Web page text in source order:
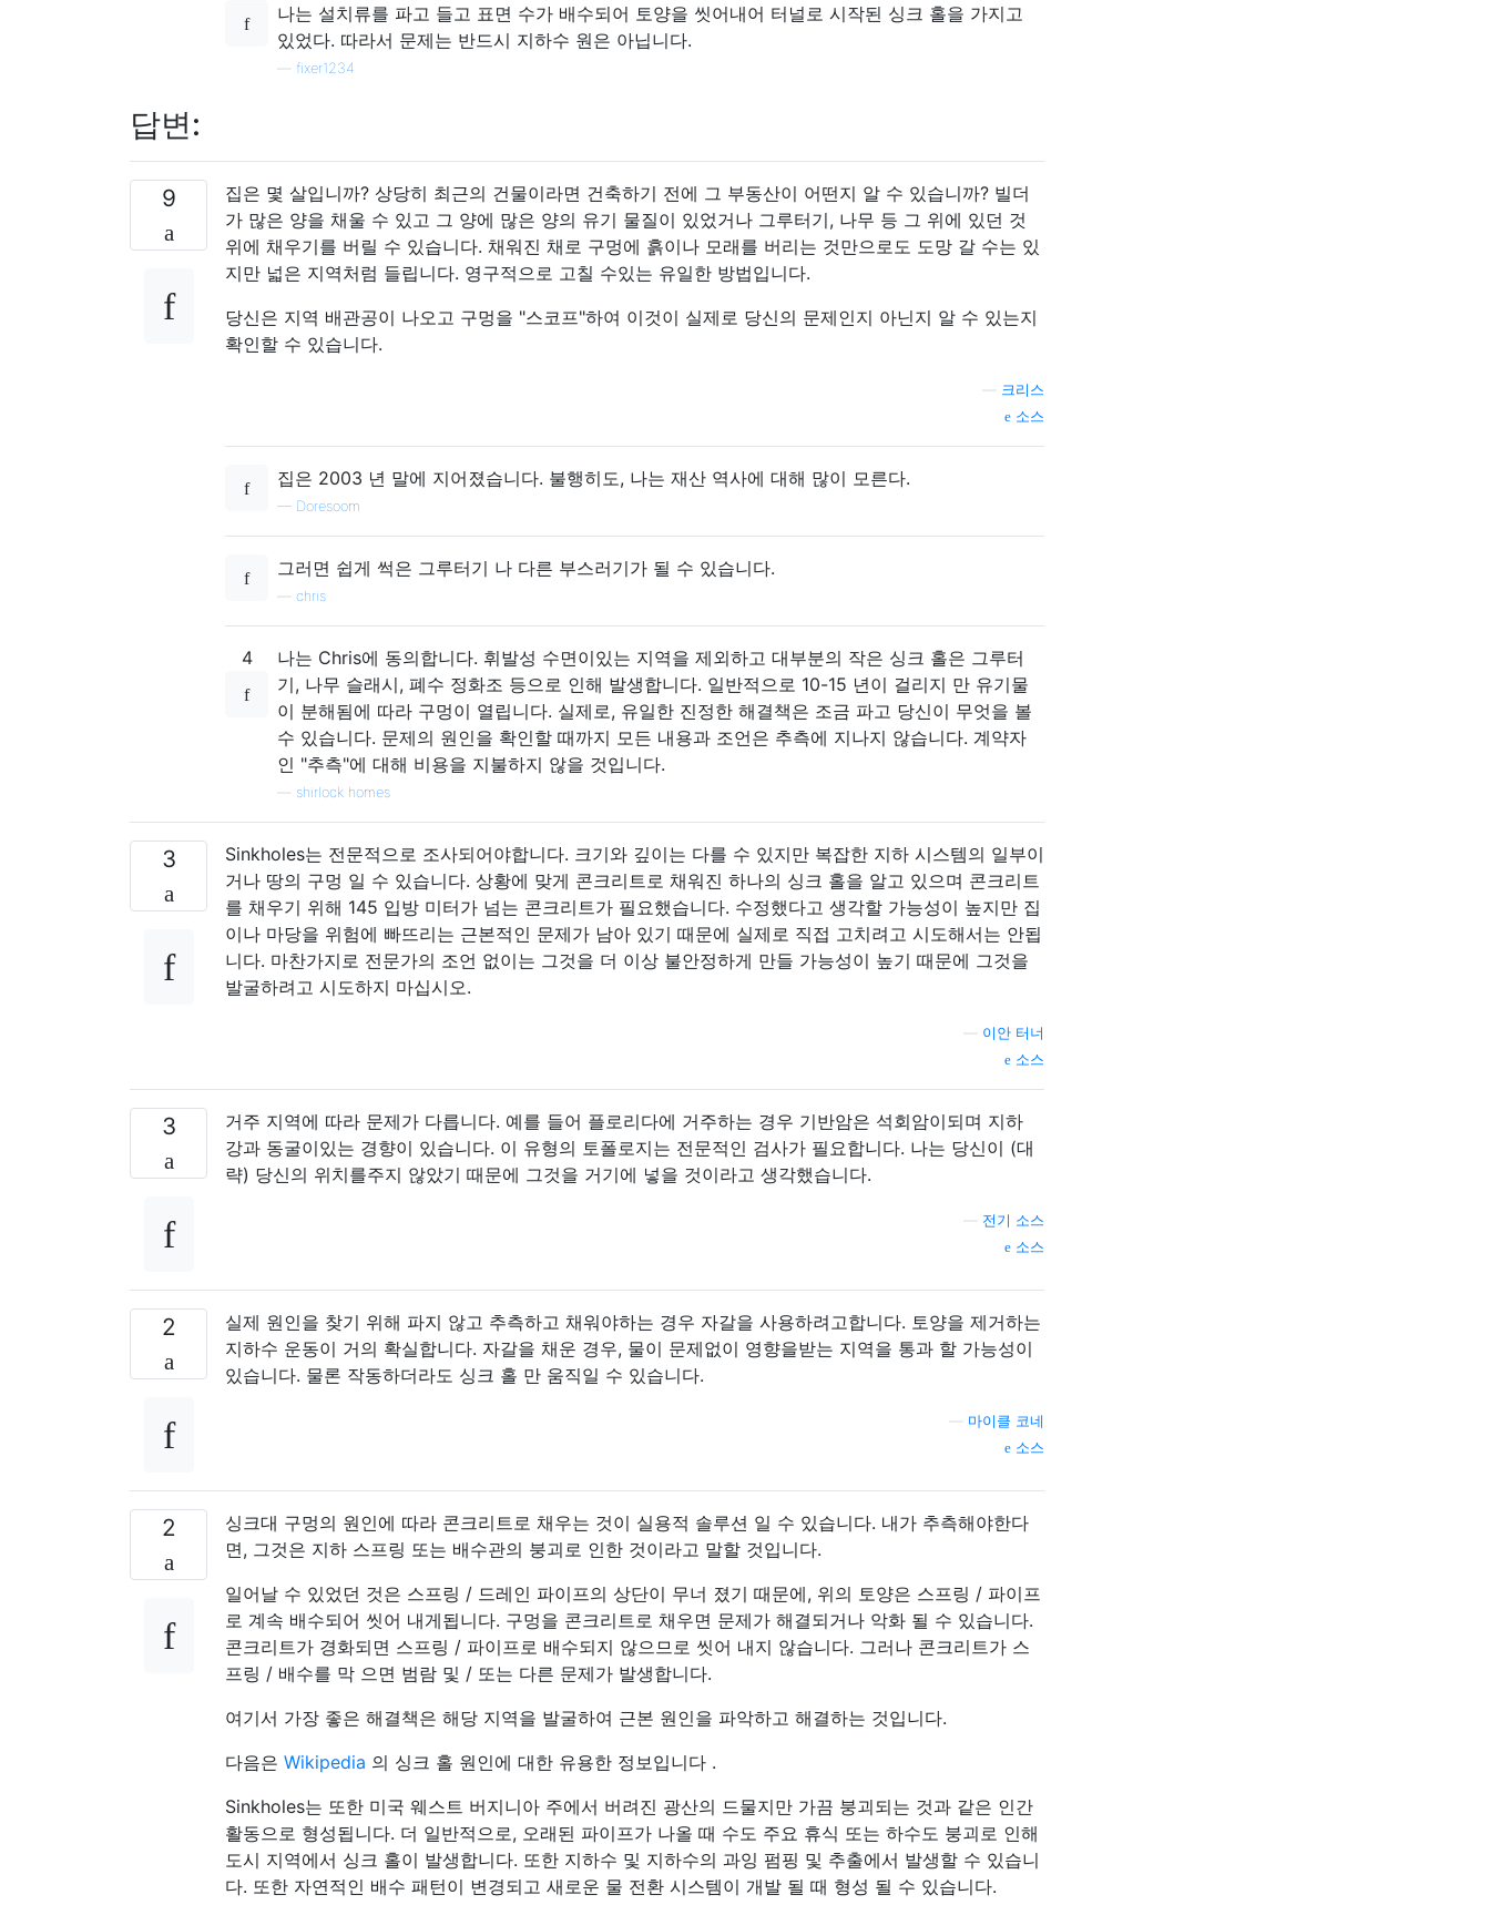
나는 설치류를 파고 들고 표면 수가 배수되어 토양을 씻어내어 터널로 시작된 싱크 홀을 가지고
있었다. 따라서 문제는 반드시 지하수 원은 아닙니다.
fixer1234
답변:
9
집은 몇 살입니까? 상당히 최근의 건물이라면 건축하기 전에 그 부동산이 어떤지 알 수 있습니까? 빌더
가 많은 양을 채울 수 있고 그 양에 많은 양의 유기 물질이 있었거나 그루터기, 나무 등 그 위에 있던 것
위에 채우기를 버릴 수 있습니다. 채워진 채로 구멍에 흙이나 모래를 버리는 것만으로도 도망 갈 수는 있
지만 넓은 지역처럼 들립니다. 영구적으로 고칠 수있는 유일한 방법입니다.
당신은 지역 배관공이 나오고 구멍을 "스코프"하여 이것이 실제로 당신의 문제인지 아닌지 알 수 있는지
확인할 수 있습니다.
크리스
소스
집은 2003 년 말에 지어졌습니다. 불행히도, 나는 재산 역사에 대해 많이 모른다.
— Doresoom
그러면 쉽게 썩은 그루터기 나 다른 부스러기가 될 수 있습니다.
chris
4
나는 Chris에 동의합니다. 휘발성 수면이있는 지역을 제외하고 대부분의 작은 싱크 홀은 그루터
기, 나무 슬래시, 폐수 정화조 등으로 인해 발생합니다. 일반적으로 10-15 년이 걸리지 만 유기물
이 분해됨에 따라 구멍이 열립니다. 실제로, 유일한 진정한 해결책은 조금 파고 당신이 무엇을 볼
수 있습니다. 문제의 원인을 확인할 때까지 모든 내용과 조언은 추측에 지나지 않습니다. 계약자
인 "추측"에 대해 비용을 지불하지 않을 것입니다.
shirlock homes
3
Sinkholes는 전문적으로 조사되어야합니다. 크기와 깊이는 다를 수 있지만 복잡한 지하 시스템의 일부이
거나 땅의 구멍 일 수 있습니다. 상황에 맞게 콘크리트로 채워진 하나의 싱크 홀을 알고 있으며 콘크리트
를 채우기 위해 145 입방 미터가 넘는 콘크리트가 필요했습니다. 수정했다고 생각할 가능성이 높지만 집
이나 마당을 위험에 빠뜨리는 근본적인 문제가 남아 있기 때문에 실제로 직접 고치려고 시도해서는 안됩
니다. 마찬가지로 전문가의 조언 없이는 그것을 더 이상 불안정하게 만들 가능성이 높기 때문에 그것을
발굴하려고 시도하지 마십시오.
이안 터너
소스
3
거주 지역에 따라 문제가 다릅니다. 예를 들어 플로리다에 거주하는 경우 기반암은 석회암이되며 지하
강과 동굴이있는 경향이 있습니다. 이 유형의 토폴로지는 전문적인 검사가 필요합니다. 나는 당신이 (대
략) 당신의 위치를주지 않았기 때문에 그것을 거기에 넣을 것이라고 생각했습니다.
전기 소스
소스
2
실제 원인을 찾기 위해 파지 않고 추측하고 채워야하는 경우 자갈을 사용하려고합니다. 토양을 제거하는
지하수 운동이 거의 확실합니다. 자갈을 채운 경우, 물이 문제없이 영향을받는 지역을 통과 할 가능성이
있습니다. 물론 작동하더라도 싱크 홀 만 움직일 수 있습니다.
마이클 코네
소스
2
싱크대 구멍의 원인에 따라 콘크리트로 채우는 것이 실용적 솔루션 일 수 있습니다. 내가 추측해야한다
면, 그것은 지하 스프링 또는 배수관의 붕괴로 인한 것이라고 말할 것입니다.
일어날 수 있었던 것은 스프링 / 드레인 파이프의 상단이 무너 졌기 때문에, 위의 토양은 스프링 / 파이프
로 계속 배수되어 씻어 내게됩니다. 구멍을 콘크리트로 채우면 문제가 해결되거나 악화 될 수 있습니다.
콘크리트가 경화되면 스프링 / 파이프로 배수되지 않으므로 씻어 내지 않습니다. 그러나 콘크리트가 스
프링 / 배수를 막 으면 범람 및 / 또는 다른 문제가 발생합니다.
여기서 가장 좋은 해결책은 해당 지역을 발굴하여 근본 원인을 파악하고 해결하는 것입니다.
다음은 Wikipedia 의 싱크 홀 원인에 대한 유용한 정보입니다 .
Sinkholes는 또한 미국 웨스트 버지니아 주에서 버려진 광산의 드물지만 가끔 붕괴되는 것과 같은 인간
활동으로 형성됩니다. 더 일반적으로, 오래된 파이프가 나올 때 수도 주요 휴식 또는 하수도 붕괴로 인해
도시 지역에서 싱크 홀이 발생합니다. 또한 지하수 및 지하수의 과잉 펌핑 및 추출에서 발생할 수 있습니
다. 또한 자연적인 배수 패턴이 변경되고 새로운 물 전환 시스템이 개발 될 때 형성 될 수 있습니다.